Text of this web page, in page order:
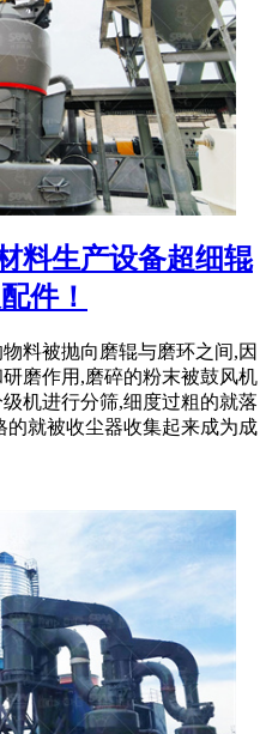
料生产设备超细辊
件！
料被抛向磨辊与磨环之间,因
磨作用,磨碎的粉末被鼓风机
机进行分筛,细度过粗的就落
的就被收尘器收集起来成为成